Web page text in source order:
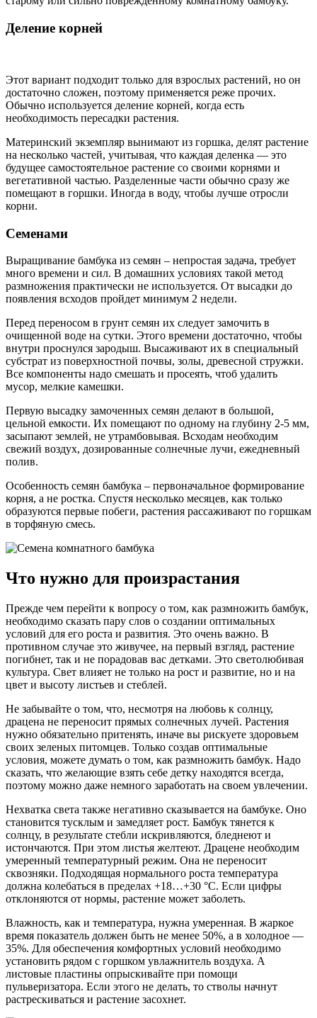
Деление корней
Этот вариант подходит только для взрослых растений, но он
достаточно сложен, поэтому применяется реже прочих.
Обычно используется деление корней, когда есть
необходимость пересадки растения.
Материнский экземпляр вынимают из горшка, делят растение
на несколько частей, учитывая, что каждая деленка — это
будущее самостоятельное растение со своими корнями и
вегетативной частью. Разделенные части обычно сразу же
помещают в горшки. Иногда в воду, чтобы лучше отросли
корни.
Семенами
Выращивание бамбука из семян – непростая задача, требует
много времени и сил. В домашних условиях такой метод
размножения практически не используется. От высадки до
появления всходов пройдет минимум 2 недели.
Перед переносом в грунт семян их следует замочить в
очищенной воде на сутки. Этого времени достаточно, чтобы
внутри проснулся зародыш. Высаживают их в специальный
субстрат из поверхностной почвы, золы, древесной стружки.
Все компоненты надо смешать и просеять, чтоб удалить
мусор, мелкие камешки.
Первую высадку замоченных семян делают в большой,
цельной емкости. Их помещают по одному на глубину 2-5 мм,
засыпают землей, не утрамбовывая. Всходам необходим
свежий воздух, дозированные солнечные лучи, ежедневный
полив.
Особенность семян бамбука – первоначальное формирование
корня, а не ростка. Спустя несколько месяцев, как только
образуются первые побеги, растения рассаживают по горшкам
в торфяную смесь.
Что нужно для произрастания
Прежде чем перейти к вопросу о том, как размножить бамбук,
необходимо сказать пару слов о создании оптимальных
условий для его роста и развития. Это очень важно. В
противном случае это живучее, на первый взгляд, растение
погибнет, так и не порадовав вас детками. Это светолюбивая
культура. Свет влияет не только на рост и развитие, но и на
цвет и высоту листьев и стеблей.
Не забывайте о том, что, несмотря на любовь к солнцу,
драцена не переносит прямых солнечных лучей. Растения
нужно обязательно притенять, иначе вы рискуете здоровьем
своих зеленых питомцев. Только создав оптимальные
условия, можете думать о том, как размножить бамбук. Надо
сказать, что желающие взять себе детку находятся всегда,
поэтому можно даже немного заработать на своем увлечении.
Нехватка света также негативно сказывается на бамбуке. Оно
становится тусклым и замедляет рост. Бамбук тянется к
солнцу, в результате стебли искривляются, бледнеют и
истончаются. При этом листья желтеют. Драцене необходим
умеренный температурный режим. Она не переносит
сквозняки. Подходящая нормального роста температура
должна колебаться в пределах +18…+30 °С. Если цифры
отклоняются от нормы, растение может заболеть.
Влажность, как и температура, нужна умеренная. В жаркое
время показатель должен быть не менее 50%, а в холодное —
35%. Для обеспечения комфортных условий необходимо
установить рядом с горшком увлажнитель воздуха. А
листовые пластины опрыскивайте при помощи
пульверизатора. Если этого не делать, то стволы начнут
растрескиваться и растение засохнет.